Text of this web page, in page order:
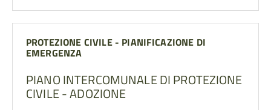
PROTEZIONE CIVILE - PIANIFICAZIONE DI
EMERGENZA
PIANO INTERCOMUNALE DI PROTEZIONE
CIVILE - ADOZIONE